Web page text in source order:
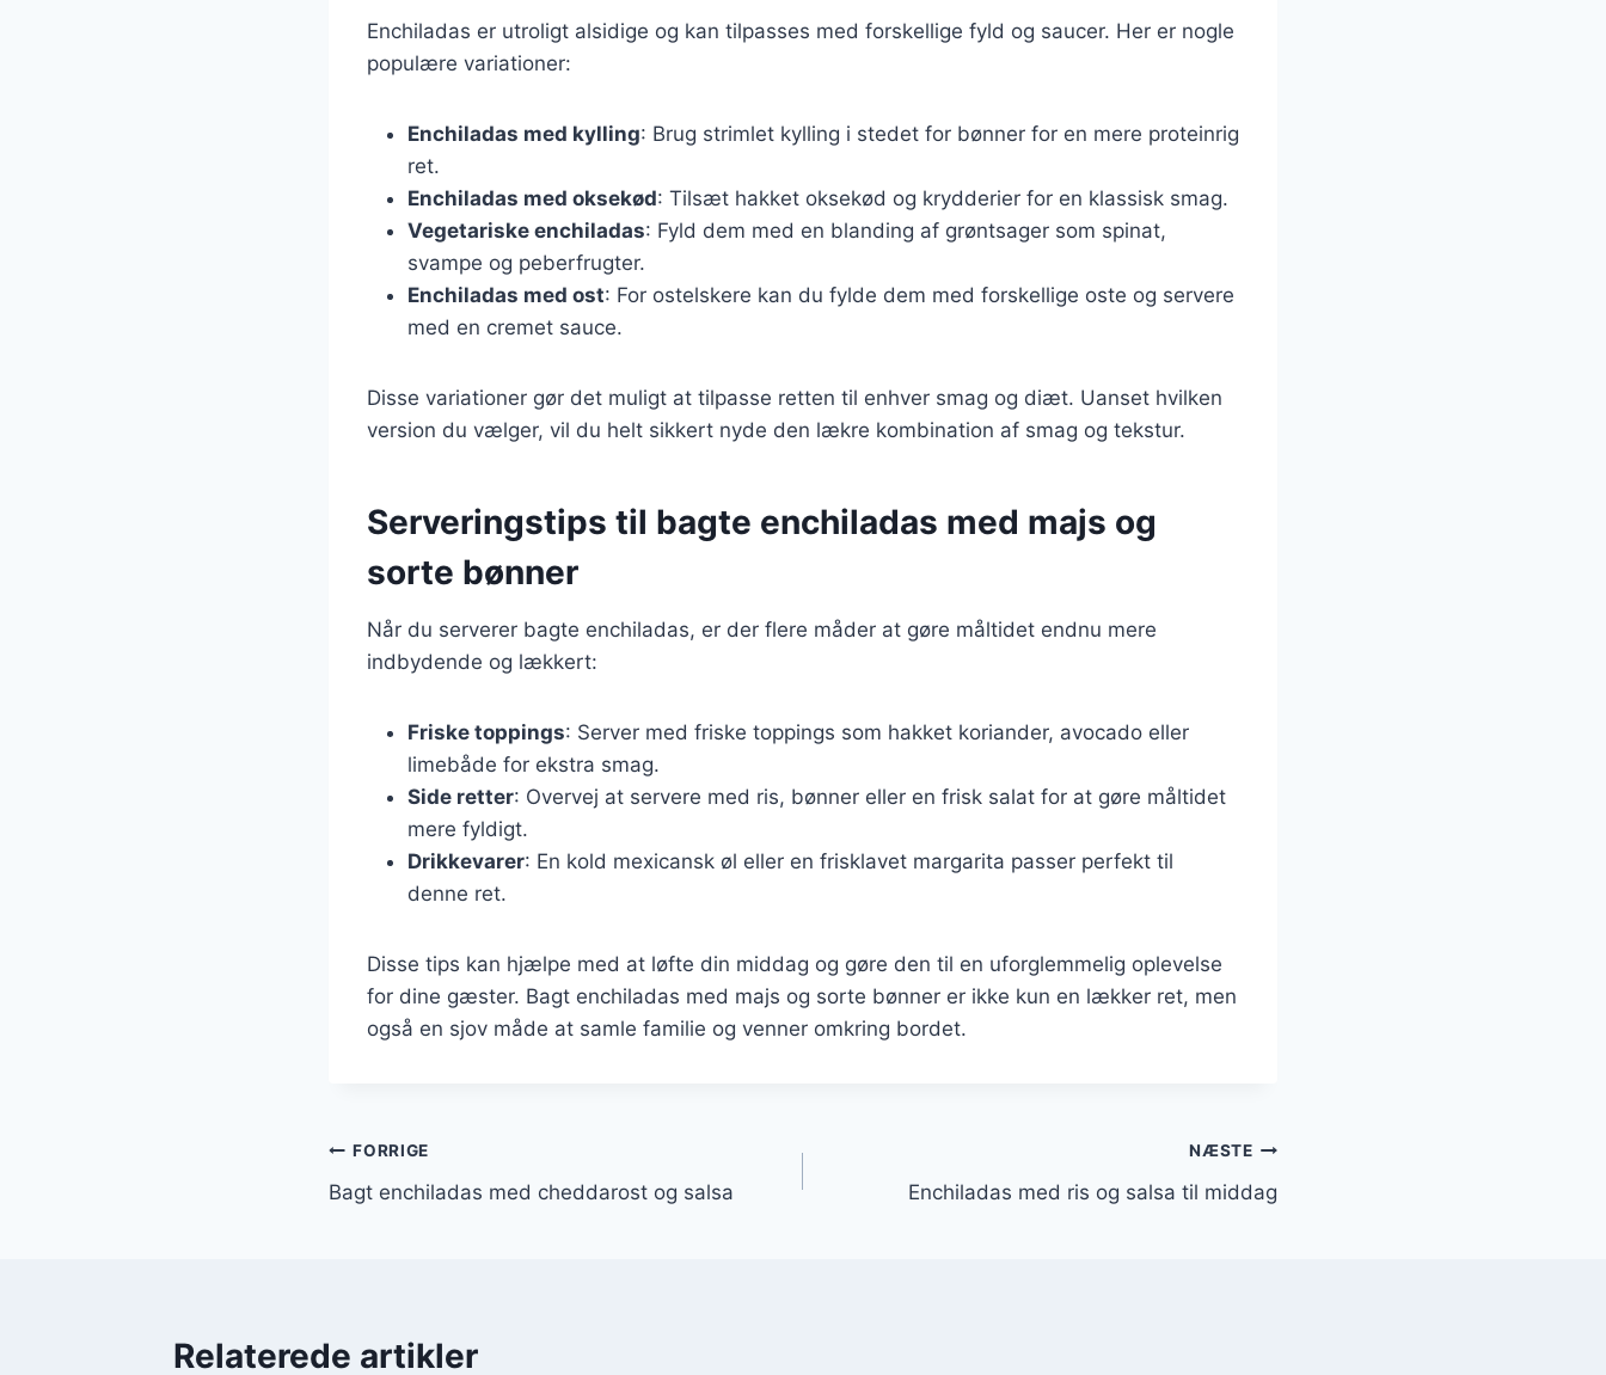
Enchiladas er utroligt alsidige og kan tilpasses med forskellige fyld og saucer. Her er nogle
populære variationer:
Enchiladas med kylling: Brug strimlet kylling i stedet for bønner for en mere proteinrig
ret.
Enchiladas med oksekød: Tilsæt hakket oksekød og krydderier for en klassisk smag.
Vegetariske enchiladas: Fyld dem med en blanding af grøntsager som spinat,
svampe og peberfrugter.
Enchiladas med ost: For ostelskere kan du fylde dem med forskellige oste og servere
med en cremet sauce.
Disse variationer gør det muligt at tilpasse retten til enhver smag og diæt. Uanset hvilken
version du vælger, vil du helt sikkert nyde den lækre kombination af smag og tekstur.
Serveringstips til bagte enchiladas med majs og
sorte bønner
Når du serverer bagte enchiladas, er der flere måder at gøre måltidet endnu mere
indbydende og lækkert:
Friske toppings: Server med friske toppings som hakket koriander, avocado eller
limebåde for ekstra smag.
Side retter: Overvej at servere med ris, bønner eller en frisk salat for at gøre måltidet
mere fyldigt.
Drikkevarer: En kold mexicansk øl eller en frisklavet margarita passer perfekt til
denne ret.
Disse tips kan hjælpe med at løfte din middag og gøre den til en uforglemmelig oplevelse
for dine gæster. Bagt enchiladas med majs og sorte bønner er ikke kun en lækker ret, men
også en sjov måde at samle familie og venner omkring bordet.
Indlægsnavigation
FORRIGE
Bagt enchiladas med cheddarost og salsa
NÆSTE
Enchiladas med ris og salsa til middag
Relaterede artikler